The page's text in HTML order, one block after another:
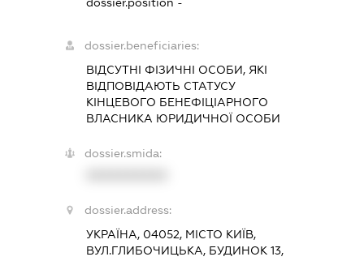
dossier.position -
dossier.beneficiaries:
ВІДСУТНІ ФІЗИЧНІ ОСОБИ, ЯКІ
ВІДПОВІДАЮТЬ СТАТУСУ
КІНЦЕВОГО БЕНЕФІЦІАРНОГО
ВЛАСНИКА ЮРИДИЧНОЇ ОСОБИ
dossier.smida:
dossier.address:
УКРАЇНА, 04052, МІСТО КИЇВ,
ВУЛ.ГЛИБОЧИЦЬКА, БУДИНОК 13,